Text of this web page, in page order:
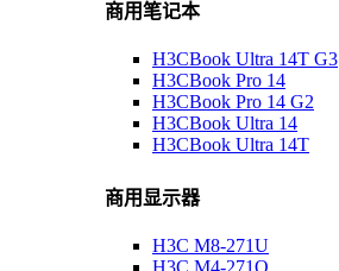
商用笔记本
H3CBook Ultra 14T G3
H3CBook Pro 14
H3CBook Pro 14 G2
H3CBook Ultra 14
H3CBook Ultra 14T
商用显示器
H3C M8-271U
H3C M4-271Q